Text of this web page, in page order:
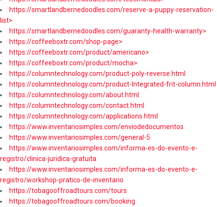
https://smartlandbernedoodles.com/reserve-a-puppy-reservation-
list>
https://smartlandbernedoodles.com/guaranty-health-warranty>
https://coffeeboxtr.com/shop-page>
https://coffeeboxtr.com/product/americano>
https://coffeeboxtr.com/product/mocha>
https://columntechnology.com/product-poly-reverse.html
https://columntechnology.com/product-Integrated-frit-column.html
https://columntechnology.com/about.html
https://columntechnology.com/contact.html
https://columntechnology.com/applications.html
https://www.inventariosimples.com/enviodedocumentos
https://www.inventariosimples.com/general-5
https://www.inventariosimples.com/informa-es-do-evento-e-
registro/clinica-juridica-gratuita
https://www.inventariosimples.com/informa-es-do-evento-e-
registro/workshop-pratico-de-inventario
https://tobagooffroadtours.com/tours
https://tobagooffroadtours.com/booking